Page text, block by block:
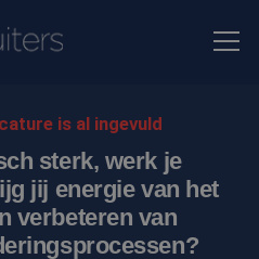
is al ingevuld
sterk, werk je
jij energie van het
verbeteren van